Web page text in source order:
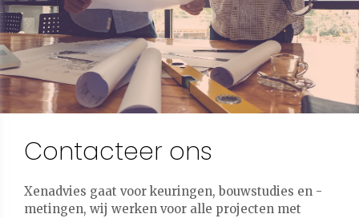
Contacteer ons
Xenadvies gaat voor keuringen, bouwstudies en -
metingen, wij werken voor alle projecten met